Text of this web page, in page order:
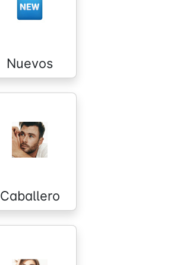
Nuevos
Caballero